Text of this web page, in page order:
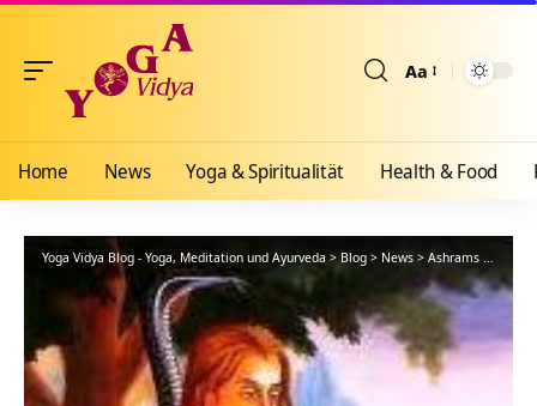
Aa
Home News Yoga & Spiritualität Health & Food
Yoga Vidya Blog - Yoga, Meditation und Ayurveda > Blog > News > Ashrams